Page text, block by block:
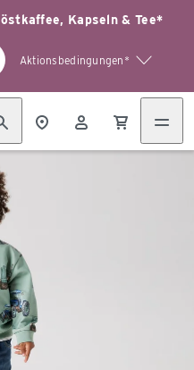
Kapseln & Tee*
Aktionsbedingungen*